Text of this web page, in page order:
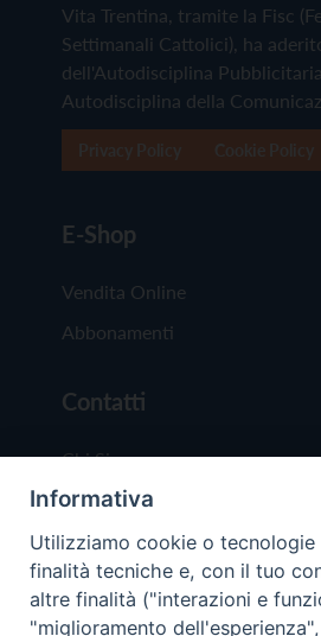
Vita Trentina, tramite la Fisc
Settimanali Cattolici), ha
dell'Autodisciplina
Autodisciplina della
E-Shop
Vendita Online
Abbonamenti
Contatti
Chi Siamo
Redazione
Scrivici
Informativa
Utilizziamo cookie o tecnologie
finalità tecniche e, con il tuo
altre finalità ("interazioni e
"miglioramento